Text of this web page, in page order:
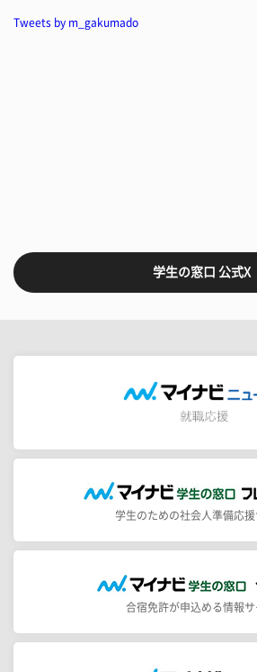
Tweets by m_gakumado
学生の窓口 公式X
学生のための社会人準備応援
合宿免許が申込める情報サ